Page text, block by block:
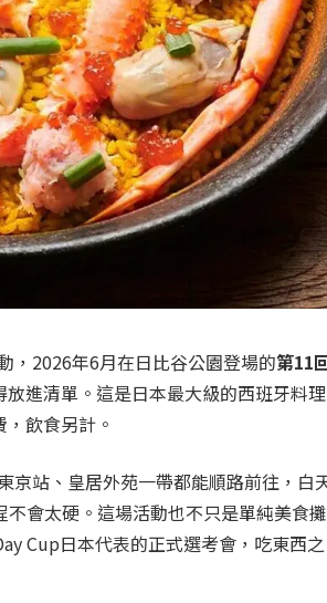
，2026年6月在日比谷公園登場的第11
放進清單。這是日本最大級的西班牙料理
飲食另計。
京站、皇居外苑一帶都能順路前往，白
會太硬。這場活動也不只是單純美食攤
Cup日本代表的正式選考會，吃東西之